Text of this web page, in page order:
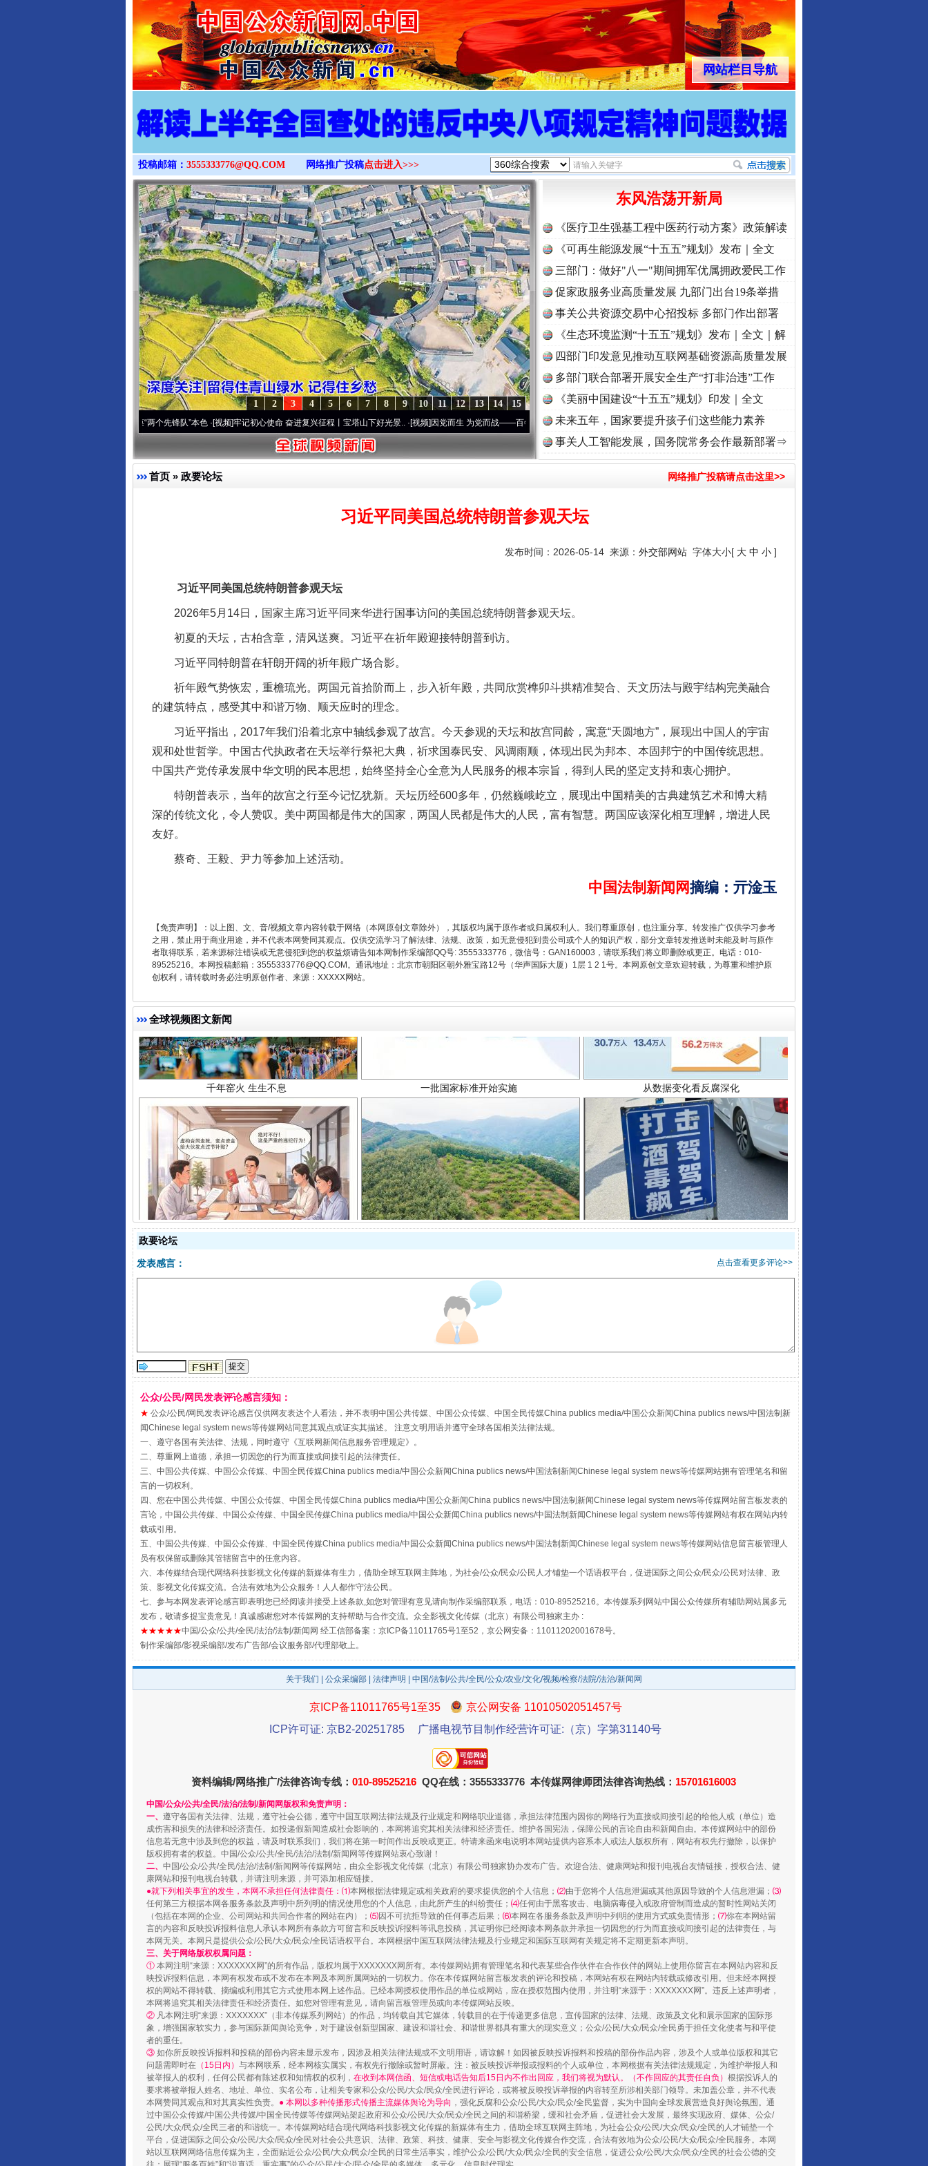
>
网站栏目导航
投稿邮箱： 3555333776@QQ.COM 网络推广投稿点击进入>>>
15
14
13
12
11
10
9
8
7
6
5
4
3
2
1
永葆“两个先锋队”本色·[视频]牢记初心使命 奋进复兴征程丨宝塔山下好光景..·[视频]因党而生 为党而战——百年“纪”事⑧加强纪律..·[视频]牢记初心使命 奋进复兴征程丨“转折之城”激荡..·[视频]
东风浩荡开新局
《医疗卫生强基工程中医药行动方案》政策解读
《可再生能源发展“十五五”规划》发布｜全文
三部门：做好"八一"期间拥军优属拥政爱民工作
促家政服务业高质量发展 九部门出台19条举措
事关公共资源交易中心招投标 多部门作出部署
《生态环境监测“十五五”规划》发布｜全文｜解
读
四部门印发意见推动互联网基础资源高质量发展
多部门联合部署开展安全生产“打非治违”工作
《美丽中国建设“十五五”规划》印发｜全文
未来五年，国家要提升孩子们这些能力素养
事关人工智能发展，国务院常务会作最新部署⇒
首页 » 政要论坛 网络推广投稿请点击这里>>
习近平同美国总统特朗普参观天坛
发布时间：2026-05-14 来源： 外交部网站 字体大小[ 大 中 小 ]
习近平同美国总统特朗普参观天坛
2026年5月14日，国家主席习近平同来华进行国事访问的美国总统特朗普参观天坛。
初夏的天坛，古柏含章，清风送爽。习近平在祈年殿迎接特朗普到访。
习近平同特朗普在轩朗开阔的祈年殿广场合影。
祈年殿气势恢宏，重檐琉光。两国元首拾阶而上，步入祈年殿，共同欣赏榫卯斗拱精准契合、天文历法与殿宇结构完美融合
的建筑特点，感受其中和谐万物、顺天应时的理念。
习近平指出，2017年我们沿着北京中轴线参观了故宫。今天参观的天坛和故宫同龄，寓意“天圆地方”，展现出中国人的宇宙
观和处世哲学。中国古代执政者在天坛举行祭祀大典，祈求国泰民安、风调雨顺，体现出民为邦本、本固邦宁的中国传统思想。
中国共产党传承发展中华文明的民本思想，始终坚持全心全意为人民服务的根本宗旨，得到人民的坚定支持和衷心拥护。
特朗普表示，当年的故宫之行至今记忆犹新。天坛历经600多年，仍然巍峨屹立，展现出中国精美的古典建筑艺术和博大精
深的传统文化，令人赞叹。美中两国都是伟大的国家，两国人民都是伟大的人民，富有智慧。两国应该深化相互理解，增进人民
友好。
蔡奇、王毅、尹力等参加上述活动。
中国法制新闻网摘编 ： 亓淦玉
【免责声明】：以上图、文、音/视频文章内容转载于网络（本网原创文章除外），其版权均属于原作者或归属权利人。我们尊重原创，也注重分享。转发推广仅供学习参考
之用，禁止用于商业用途，并不代表本网赞同其观点。仅供交流学习了解法律、法规、政策，如无意侵犯到贵公司或个人的知识产权，部分文章转发推送时未能及时与原作
者取得联系，若来源标注错误或无意侵犯到您的权益烦请告知本网制作采编部QQ号: 3555333776，微信号：GAN160003，请联系我们将立即删除或更正。电话：010-
89525216。本网投稿邮箱：3555333776@QQ.COM。通讯地址：北京市朝阳区朝外雅宝路12号（华声国际大厦）1层 1 2 1号。本网原创文章欢迎转载，为尊重和维护原
创权利，请转载时务必注明原创作者、来源：XXXXX网站。
全球视频图文新闻
完善运行机制助力责任有效落实
东山县通报“牛蛙产品抗生素超标问题”
千年窑火 生生不息
揭开“小金库”的免责幌子 以产业富民促振兴 酒驾未被当场查获能处罚吗
全民健身五年计划来了！等你上场 事关残疾人未来5年 让传统村落焕发生机
规模最大的光氢储一体化项目
国家大学科技园优化重塑工作 镜头丨大暑三秋近 山西：不断增强治理腐败综合效能
扯下公款旅游的“隐身衣” 如何以同查同治破解风腐交织难题 养老服务师职业资格制度暂行规定
政要论坛
点击查看更多评论>>
发表感言：
公众/公民/网民发表评论感言须知：
★ 公众/公民/网民发表评论感言仅供网友表达个人看法，并不表明中国公共传媒、中国公众传媒、中国全民传媒China publics media/中国公众新闻China publics news/中国法制新
闻Chinese legal system news等传媒网站同意其观点或证实其描述。 注意文明用语并遵守全球各国相关法律法规。
一、遵守各国有关法律、法规，同时遵守《互联网新闻信息服务管理规定》。
二、尊重网上道德，承担一切因您的行为而直接或间接引起的法律责任。
三、中国公共传媒、中国公众传媒、中国全民传媒China publics media/中国公众新闻China publics news/中国法制新闻Chinese legal system news等传媒网站拥有管理笔名和留
言的一切权利。
四、您在中国公共传媒、中国公众传媒、中国全民传媒China publics media/中国公众新闻China publics news/中国法制新闻Chinese legal system news等传媒网站留言板发表的
言论，中国公共传媒、中国公众传媒、中国全民传媒China publics media/中国公众新闻China publics news/中国法制新闻Chinese legal system news等传媒网站有权在网站内转
载或引用。
五、中国公共传媒、中国公众传媒、中国全民传媒China publics media/中国公众新闻China publics news/中国法制新闻Chinese legal system news等传媒网站信息留言板管理人
员有权保留或删除其管辖留言中的任意内容。
六、本传媒结合现代网络科技影视文化传媒的新媒体有生力，借助全球互联网主阵地，为社会/公众/民众/公民人才铺垫一个话语权平台，促进国际之间公众/民众/公民对法律、政
策、影视文化传媒交流。合法有效地为公众服务！人人都作守法公民。
七、参与本网发表评论感言即表明您已经阅读并接受上述条款,如您对管理有意见请向制作采编部联系，电话：010-89525216。本传媒系列网站中国公众传媒所有辅助网站属多元
发布，敬请多提宝贵意见！真诚感谢您对本传媒网的支持帮助与合作交流。众全影视文化传媒（北京）有限公司独家主办 :
★★★★★中国/公众/公共/全民/法治/法制/新闻网 经工信部备案：京ICP备11011765号1至52，京公网安备：11011202001678号。
制作采编部/影视采编部/发布广告部/会议服务部/代理部敬上。
关于我们 公众采编部 法律声明 | 中国/法制/公共/全民/公众/农业/文化/视频/检察/法院/法治/新闻网
京ICP备11011765号1至35
京公网安备 11010502051457号
ICP许可证: 京B2-20251785
广播电视节目制作经营许可证:（京）字第31140号
资料编辑/网络推广/法律咨询专线： 010-89525216 QQ在线：3555333776 本传媒网律师团法律咨询热线： 15701616003
中国/公众/公共/全民/法治/法制/新闻网版权和免责声明：
一、 遵守各国有关法律、法规，遵守社会公德，遵守中国互联网法律法规及行业规定和网络职业道德，承担法律范围内因你的网络行为直接或间接引起的给他人或（单位）造
成伤害和损失的法律和经济责任。如投递假新闻造成社会影响的，本网将追究其相关法律和经济责任。维护各国宪法，保障公民的言论自由和新闻自由。本传媒网站中的部份
信息若无意中涉及到您的权益，请及时联系我们，我们将在第一时间作出反映或更正。特请来函来电说明本网站提供内容系本人或法人版权所有，网站有权先行撤除，以保护
版权拥有者的权益。中国/公众/公共/全民/法治/法制/新闻网等传媒网站衷心致谢！
二、 中国/公众/公共/全民/法治/法制/新闻网等传媒网站，由众全影视文化传媒（北京）有限公司独家协办发布广告。欢迎合法、健康网站和报刊电视台友情链接，授权合法、健
康网站和报刊电视台转载，并请注明来源，并可添加相应链接。
●就下列相关事宜的发生，本网不承担任何法律责任：⑴本网根据法律规定或相关政府的要求提供您的个人信息； ⑵由于您将个人信息泄漏或其他原因导致的个人信息泄漏； ⑶
任何第三方根据本网各服务条款及声明中所列明的情况使用您的个人信息，由此所产生的纠纷责任； ⑷任何由于黑客攻击、电脑病毒侵入或政府管制而造成的暂时性网站关闭
（包括在本网的企业、公司网站和共同合作者的网站在内）； ⑸因不可抗拒导致的任何事态后果； ⑹本网在各服务条款及声明中列明的使用方式或免责情形； ⑺你在本网站留
言的内容和反映投诉报料信息人承认本网所有条款方可留言和反映投诉报料等讯息投稿，其证明你已经阅读本网条款并承担一切因您的行为而直接或间接引起的法律责任，与
本网无关。本网只是提供公众/公民/大众/民众/全民话语权平台。本网根据中国互联网法律法规及行业规定和国际互联网有关规定将不定期更新本声明。
三、关于网络版权权属问题：
① 本网注明“来源：XXXXXXX网”的所有作品，版权均属于XXXXXXX网所有。本传媒网站拥有管理笔名和代表某些合作伙伴在合作伙伴的网站上使用你留言在本网站内容和反
映投诉报料信息，本网有权发布或不发布在本网及本网所属网站的一切权力。你在本传媒网站留言板发表的评论和投稿，本网站有权在网站内转载或修改引用。但未经本网授
权的网站不得转载、摘编或利用其它方式使用本网上述作品。已经本网授权使用作品的单位或网站，应在授权范围内使用，并注明“来源于：XXXXXXX网”。违反上述声明者，
本网将追究其相关法律责任和经济责任。如您对管理有意见，请向留言板管理员或向本传媒网站反映。
② 凡本网注明“来源：XXXXXXX”（非本传媒系列网站）的作品，均转载自其它媒体，转载目的在于传递更多信息，宣传国家的法律、法规、政策及文化和展示国家的国际形
象，增强国家软实力，参与国际新闻舆论竞争，对于建设创新型国家、建设和谐社会、和谐世界都具有重大的现实意义；公众/公民/大众/民众/全民勇于担任文化使者与和平使
者的重任。
③ 如你所反映投诉报料和投稿的部份内容未显示发布，因涉及相关法律法规或不文明用语，请谅解！如因被反映投诉报料和投稿的部份作品内容，涉及个人或单位版权和其它
问题需即时在 （15日内） 与本网联系，经本网核实属实，有权先行撤除或暂时屏蔽。注：被反映投诉举报或报料的个人或单位，本网根据有关法律法规规定，为维护举报人和
被举报人的权利，任何公民都有陈述权和知情权的权利， 在收到本网信函、短信或电话告知后15日内不作出回应，我们将视为默认。（不作回应的其责任自负） 根据投诉人的
要求将被举报人姓名、地址、单位、实名公布，让相关专家和公众/公民/大众/民众/全民进行评论，或将被反映投诉举报的内容转至所涉相关部门领导。未加盖公章，并不代表
本网赞同其观点和对其真实性负责。 ● 本网以多种传播形式传播主流媒体舆论为导向 ，强化反腐和公众/公民/大众/民众/全民监督，实为中国向全球发展营造良好舆论氛围。通
过中国公众传媒/中国公共传媒/中国全民传媒等传媒网站架起政府和公众/公民/大众/民众/全民之间的和谐桥梁，缓和社会矛盾，促进社会大发展，最终实现政府、媒体、公众/
公民/大众/民众/全民三者的和谐统一。本传媒网站结合现代网络科技影视文化传媒的新媒体有生力，借助全球互联网主阵地，为社会公众/公民/大众/民众/全民的人才铺垫一个
平台，促进国际之间公众/公民/大众/民众/全民对社会公共意识、法律、政策、科技、健康、安全与影视文化传媒合作交流，合法有效地为公众/公民/大众/民众/全民服务。本网
站以互联网网络信息传媒为主，全面贴近公众/公民/大众/民众/全民的日常生活事实，维护公众/公民/大众/民众/全民的安全信息，促进公众/公民/大众/民众/全民的社会公德的交